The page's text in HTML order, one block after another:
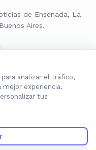
de Ensenada, La
Aires.
analizar el tráfico,
mejor experiencia.
tus